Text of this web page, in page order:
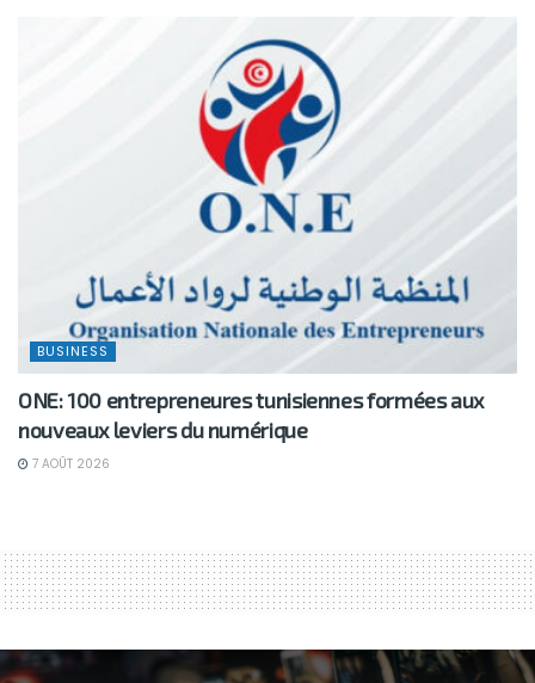
BUSINESS
ONE: 100 entrepreneures tunisiennes formées aux
nouveaux leviers du numérique
7 AOÛT 2026